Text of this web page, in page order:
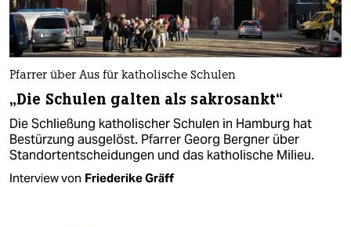
Pfarrer über Aus für katholische Schulen
„Die Schulen galten als sakrosankt“
Die Schließung katholischer Schulen in Hamburg hat
Bestürzung ausgelöst. Pfarrer Georg Bergner über
Standortentscheidungen und das katholische Milieu.
Interview von Friederike Gräff